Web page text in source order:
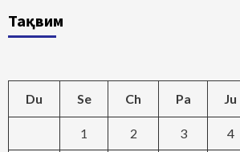
Тақвим
Du Se Ch Pa Ju
1 2 3 4